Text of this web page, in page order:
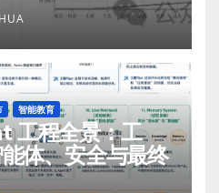
智能教育
工程全景：工
体、安全与最终